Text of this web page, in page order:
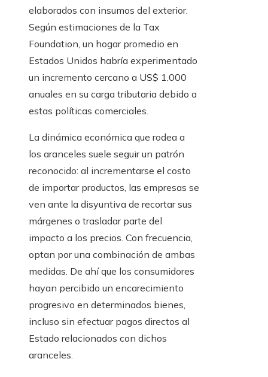
elaborados con insumos del exterior.
Según estimaciones de la Tax
Foundation, un hogar promedio en
Estados Unidos habría experimentado
un incremento cercano a US$ 1.000
anuales en su carga tributaria debido a
estas políticas comerciales.
La dinámica económica que rodea a
los aranceles suele seguir un patrón
reconocido: al incrementarse el costo
de importar productos, las empresas se
ven ante la disyuntiva de recortar sus
márgenes o trasladar parte del
impacto a los precios. Con frecuencia,
optan por una combinación de ambas
medidas. De ahí que los consumidores
hayan percibido un encarecimiento
progresivo en determinados bienes,
incluso sin efectuar pagos directos al
Estado relacionados con dichos
aranceles.